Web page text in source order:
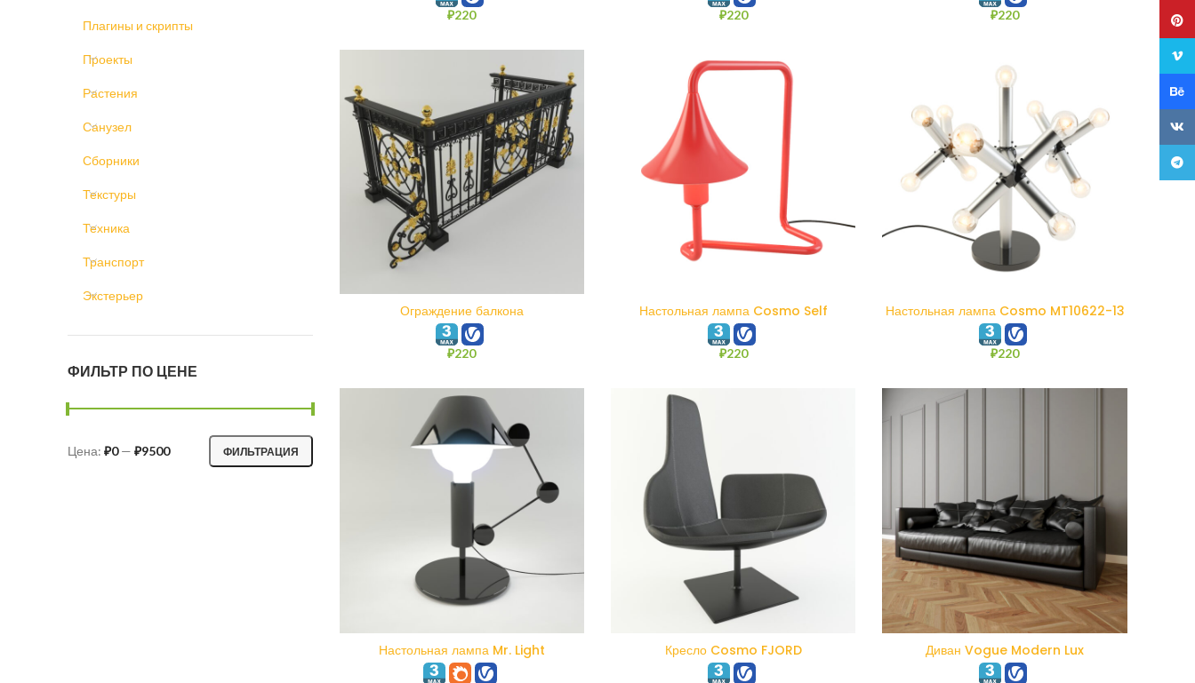
Плагины и скрипты
Проекты
Растения
Санузел
Сборники
Текстуры
Техника
Транспорт
Экстерьер
ФИЛЬТР ПО ЦЕНЕ
ФИЛЬТРАЦИЯ
Цена: ₽0— ₽9500
₽220 ₽220 ₽220
В КОРЗИНУ
Ограждение балкона
₽220
В КОРЗИНУ
Настольная лампа Cosmo Self
₽220
В КОРЗИНУ
Настольная лампа Cosmo MT10622-13
₽220
В КОРЗИНУ
Настольная лампа Mr. Light В КОРЗИНУ
Кресло Cosmo FJORD В КОРЗИНУ
Диван Vogue Modern Lux
VK